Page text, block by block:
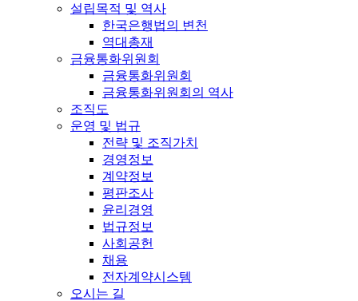
설립목적 및 역사
한국은행법의 변천
역대총재
금융통화위원회
금융통화위원회
금융통화위원회의 역사
조직도
운영 및 법규
전략 및 조직가치
경영정보
계약정보
평판조사
윤리경영
법규정보
사회공헌
채용
전자계약시스템
오시는 길